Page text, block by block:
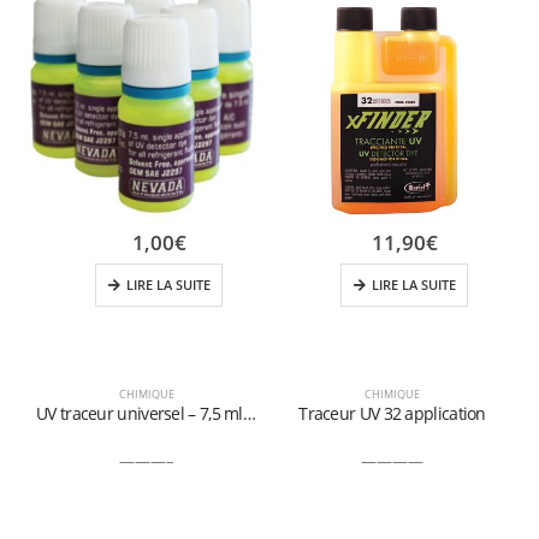
CHIMIQUE
UV traceur universel – 7,5 ml 6 Pz
———–
1,00€
LIRE LA SUITE
CHIMIQUE
Traceur UV 32 application
————
11,90€
LIRE LA SUITE